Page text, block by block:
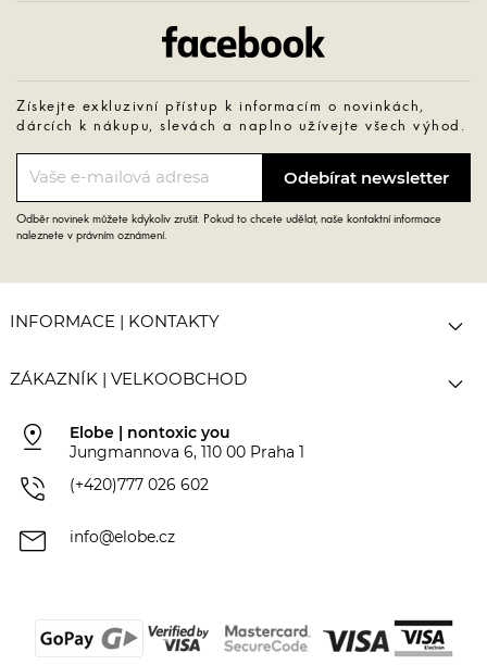
Získejte exkluzivní přístup k informacím o novinkách,
dárcích k nákupu, slevách a naplno užívejte všech výhod.
Odběr novinek můžete kdykoliv zrušit. Pokud to chcete udělat, naše kontaktní informace
naleznete v právním oznámení.
INFORMACE | KONTAKTY 
ZÁKAZNÍK | VELKOOBCHOD 
pin_drop
Elobe | nontoxic you
Jungmannova 6, 110 00 Praha 1
phone_in_talk (+420)777 026 602
mail info@elobe.cz